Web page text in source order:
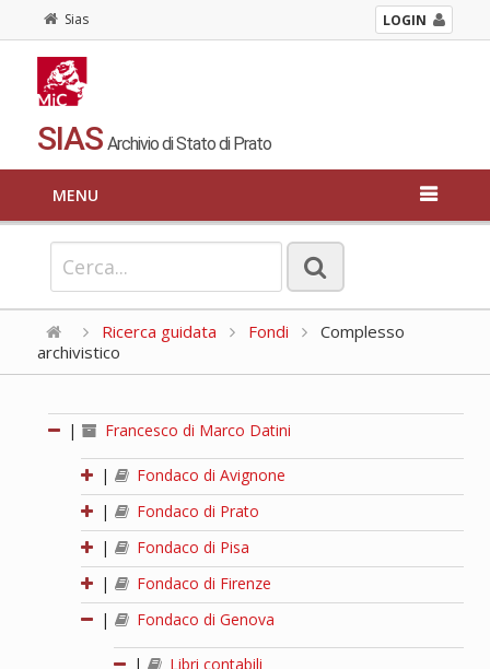
Sias LOGIN
SIAS Archivio di Stato di Prato
MENU
Ricerca guidata Fondi
Complesso
archivistico
| Francesco di Marco Datini
|
Fondaco di Avignone
|
Fondaco di Prato
|
Fondaco di Pisa
|
Fondaco di Firenze
|
Fondaco di Genova
| Libri contabili